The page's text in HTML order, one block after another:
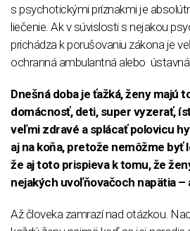
s psychotickými príznakmi je
liečenie. Ak v súvislosti s nejakou
prichádza k porušovaniu zákona je
ochranná ambulantná alebo
Dnešná doba je ťažká, ženy majú
domácnosť, deti, super vyzerať,
veľmi zdravé a splácať polovicu
aj na koňa, pretože nemôžme byť
že aj toto prispieva k tomu, že
nejakých uvoľňovačoch napätia –
Až človeka zamrazí nad otázkou.